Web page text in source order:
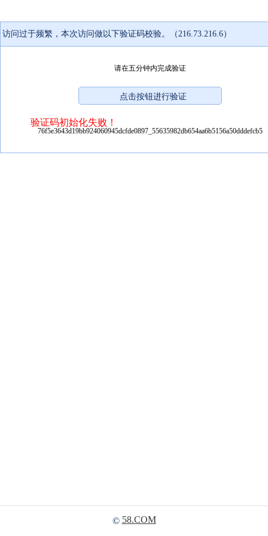
访问过于频繁，本次访问做以下验证码校验。（216.73.216.6）
请在五分钟内完成验证
验证码初始化失败！
76f5e3643d19bb924060945dcfde0897_55635982db654aa6b5156a50dddefcb5
© 58.COM